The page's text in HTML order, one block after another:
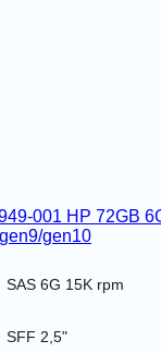
001 HP 72GB
gen10
SAS 6G 15K rpm
SFF 2,5"